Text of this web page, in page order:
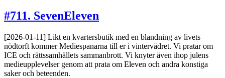
#711. SevenEleven
[2026-01-11] Likt en kvartersbutik med en blandning av livets
nödtorft kommer Mediespanarna till er i vintervädret. Vi pratar om
ICE och rättssamhällets sammanbrott. Vi knyter även ihop julens
medieupplevelser genom att prata om Eleven och andra konstiga
saker och beteenden.